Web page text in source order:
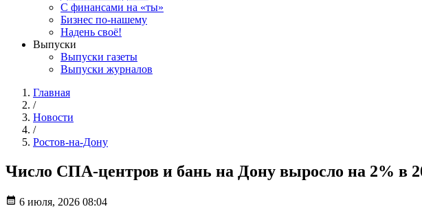
С финансами на «ты»
Бизнес по-нашему
Надень своё!
Выпуски
Выпуски газеты
Выпуски журналов
Главная
/
Новости
/
Ростов-на-Дону
Число СПА-центров и бань на Дону выросло на 2% в
6 июля, 2026 08:04